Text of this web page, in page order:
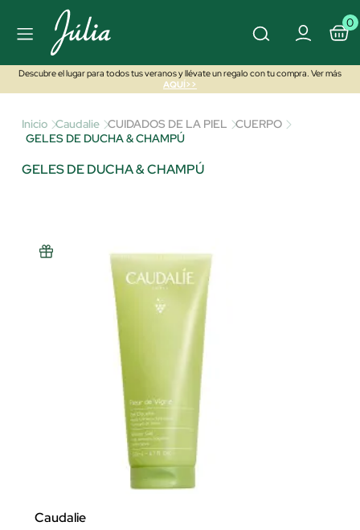
0
Descubre el lugar para todos tus veranos y llévate un regalo con tu compra. Ver más
AQUÍ>>
Inicio Caudalie CUIDADOS DE LA PIEL
CUERPO
GELES DE DUCHA & CHAMPÚ
GELES DE DUCHA & CHAMPÚ
Caudalie